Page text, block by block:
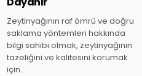
Zeytinyağının raf ömrü ve doğru
saklama yöntemleri hakkında
bilgi sahibi olmak, zeytinyağının
tazeliğini ve kalitesini korumak
için…